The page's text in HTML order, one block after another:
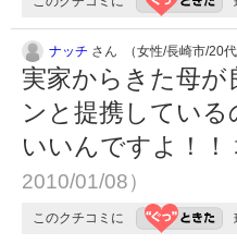
ナッチ さん （女性/長崎市/20代/
実家からきた母
ンと提携してい
いいんですよ！
2010/01/08）
このクチコミに